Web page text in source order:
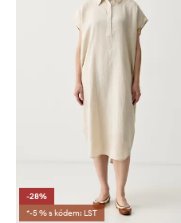
-28%
*-5 % s kódem: LST